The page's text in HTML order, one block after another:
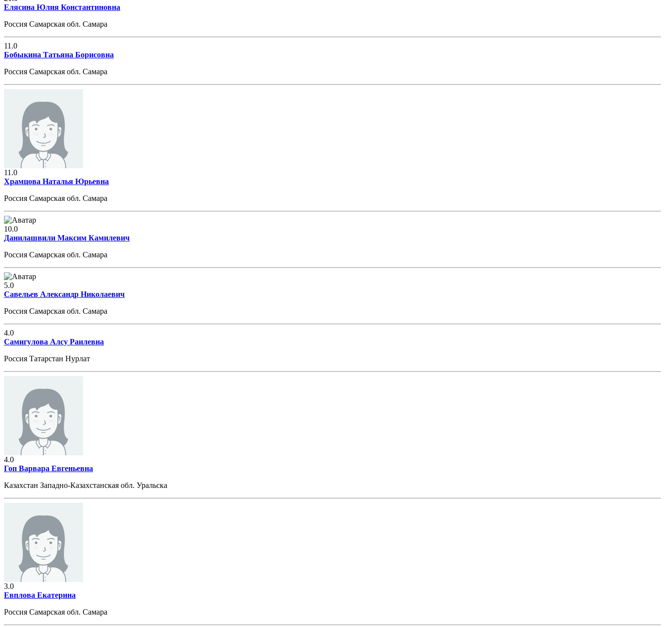
Елясина Юлия Константиновна
Россия Самарская обл. Самара
11.0
Бобыкина Татьяна Борисовна
Россия Самарская обл. Самара
11.0
Храмцова Наталья Юрьевна
Россия Самарская обл. Самара
10.0
Данилашвили Максим Камилевич
Россия Самарская обл. Самара
5.0
Савельев Александр Николаевич
Россия Самарская обл. Самара
4.0
Самигулова Алсу Раилевна
Россия Татарстан Нурлат
4.0
Гоп Варвара Евгеньевна
Казахстан Западно-Казахстанская обл. Уральска
3.0
Евплова Екатерина
Россия Самарская обл. Самара